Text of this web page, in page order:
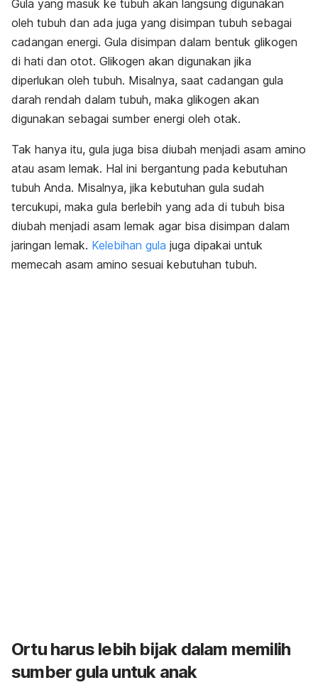
Gula yang masuk ke tubuh akan langsung digunakan
oleh tubuh dan ada juga yang disimpan tubuh sebagai
cadangan energi. Gula disimpan dalam bentuk glikogen
di hati dan otot. Glikogen akan digunakan jika
diperlukan oleh tubuh. Misalnya, saat cadangan gula
darah rendah dalam tubuh, maka glikogen akan
digunakan sebagai sumber energi oleh otak.
Tak hanya itu, gula juga bisa diubah menjadi asam amino
atau asam lemak. Hal ini bergantung pada kebutuhan
tubuh Anda. Misalnya, jika kebutuhan gula sudah
tercukupi, maka gula berlebih yang ada di tubuh bisa
diubah menjadi asam lemak agar bisa disimpan dalam
jaringan lemak. Kelebihan gula juga dipakai untuk
memecah asam amino sesuai kebutuhan tubuh.
Ortu harus lebih bijak dalam memilih
sumber gula untuk anak